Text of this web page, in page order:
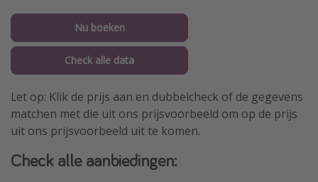
Nu boeken
Check alle data
Let op: Klik de prijs aan en dubbelcheck of de gegevens
matchen met die uit ons prijsvoorbeeld om op de prijs
uit ons prijsvoorbeeld uit te komen.
Check alle aanbiedingen: